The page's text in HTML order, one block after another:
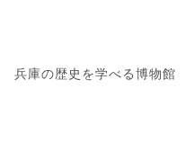
兵庫の歴史を学べる博物館